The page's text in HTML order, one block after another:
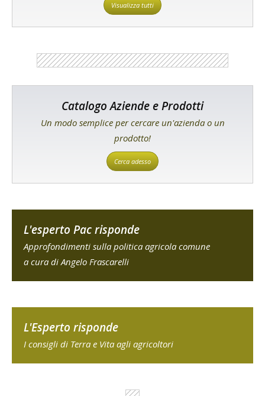
Visualizza tutti
Catalogo Aziende e Prodotti
Un modo semplice per cercare un'azienda o un
prodotto!
Cerca adesso
L'esperto Pac risponde
Approfondimenti sulla politica agricola comune
a cura di Angelo Frascarelli
L'Esperto risponde
I consigli di Terra e Vita agli agricoltori